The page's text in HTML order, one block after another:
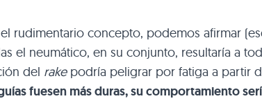
rudimentario concepto, podemos afirmar
el neumático, en su conjunto, resultaría a
del rakepodría peligrar por fatiga a partir
fuesen más duras, su comportamiento